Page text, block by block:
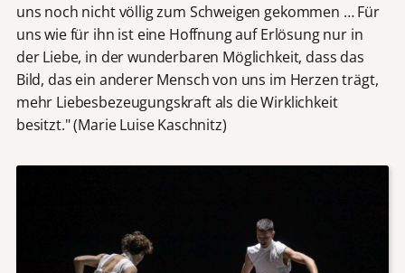
uns noch nicht völlig zum Schweigen gekommen … Für
uns wie für ihn ist eine Hoffnung auf Erlösung nur in
der Liebe, in der wunderbaren Möglichkeit, dass das
Bild, das ein anderer Mensch von uns im Herzen trägt,
mehr Liebesbezeugungskraft als die Wirklichkeit
besitzt." (Marie Luise Kaschnitz)